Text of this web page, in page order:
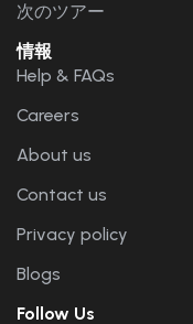
次のツアー
情報
Help & FAQs
Careers
About us
Contact us
Privacy policy
Blogs
Follow Us